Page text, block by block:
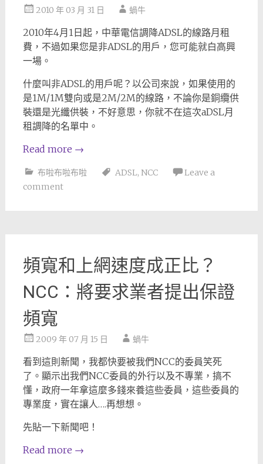
2010 年 03 月 31 日 蝸牛
2010年4月1日起，中華電信調降ADSL的線路月租
費，不過如果您是非ADSL的用戶，您可能就白高興
一場。
什麼叫非ADSL的用戶呢？以公司來說，如果使用的
是1M/1M雙向或是2M/2M的線路，不論你是銅纜供
裝還是光纖供裝，不好意思，你就不在這次aDSL月
租調降的名單中。
Read more →
布啦布啦布啦 ADSL, NCC
Leave a
comment
頻寬和上網速度成正比？
NCC：將要求業者提出保證
頻寬
2009 年 07 月 15 日 蝸牛
看到這則新聞，我都快要被我們NCC的委員笑死
了。顯示出我們NCC委員的外行以及不專業，搞不
懂，政府一年拿這麼多錢來養這些委員，這些委員的
專業度，實在讓人….再想想。
先貼一下新聞吧！
Read more →